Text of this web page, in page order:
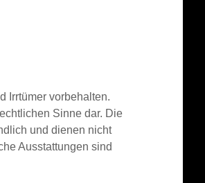
Irrtümer vorbehalten.
Sinne dar. Die
und dienen nicht
Ausstattungen sind